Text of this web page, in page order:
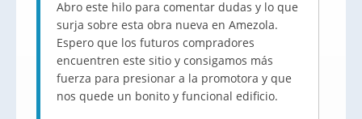
Abro este hilo para comentar dudas y lo que
surja sobre esta obra nueva en Amezola.
Espero que los futuros compradores
encuentren este sitio y consigamos más
fuerza para presionar a la promotora y que
nos quede un bonito y funcional edificio.